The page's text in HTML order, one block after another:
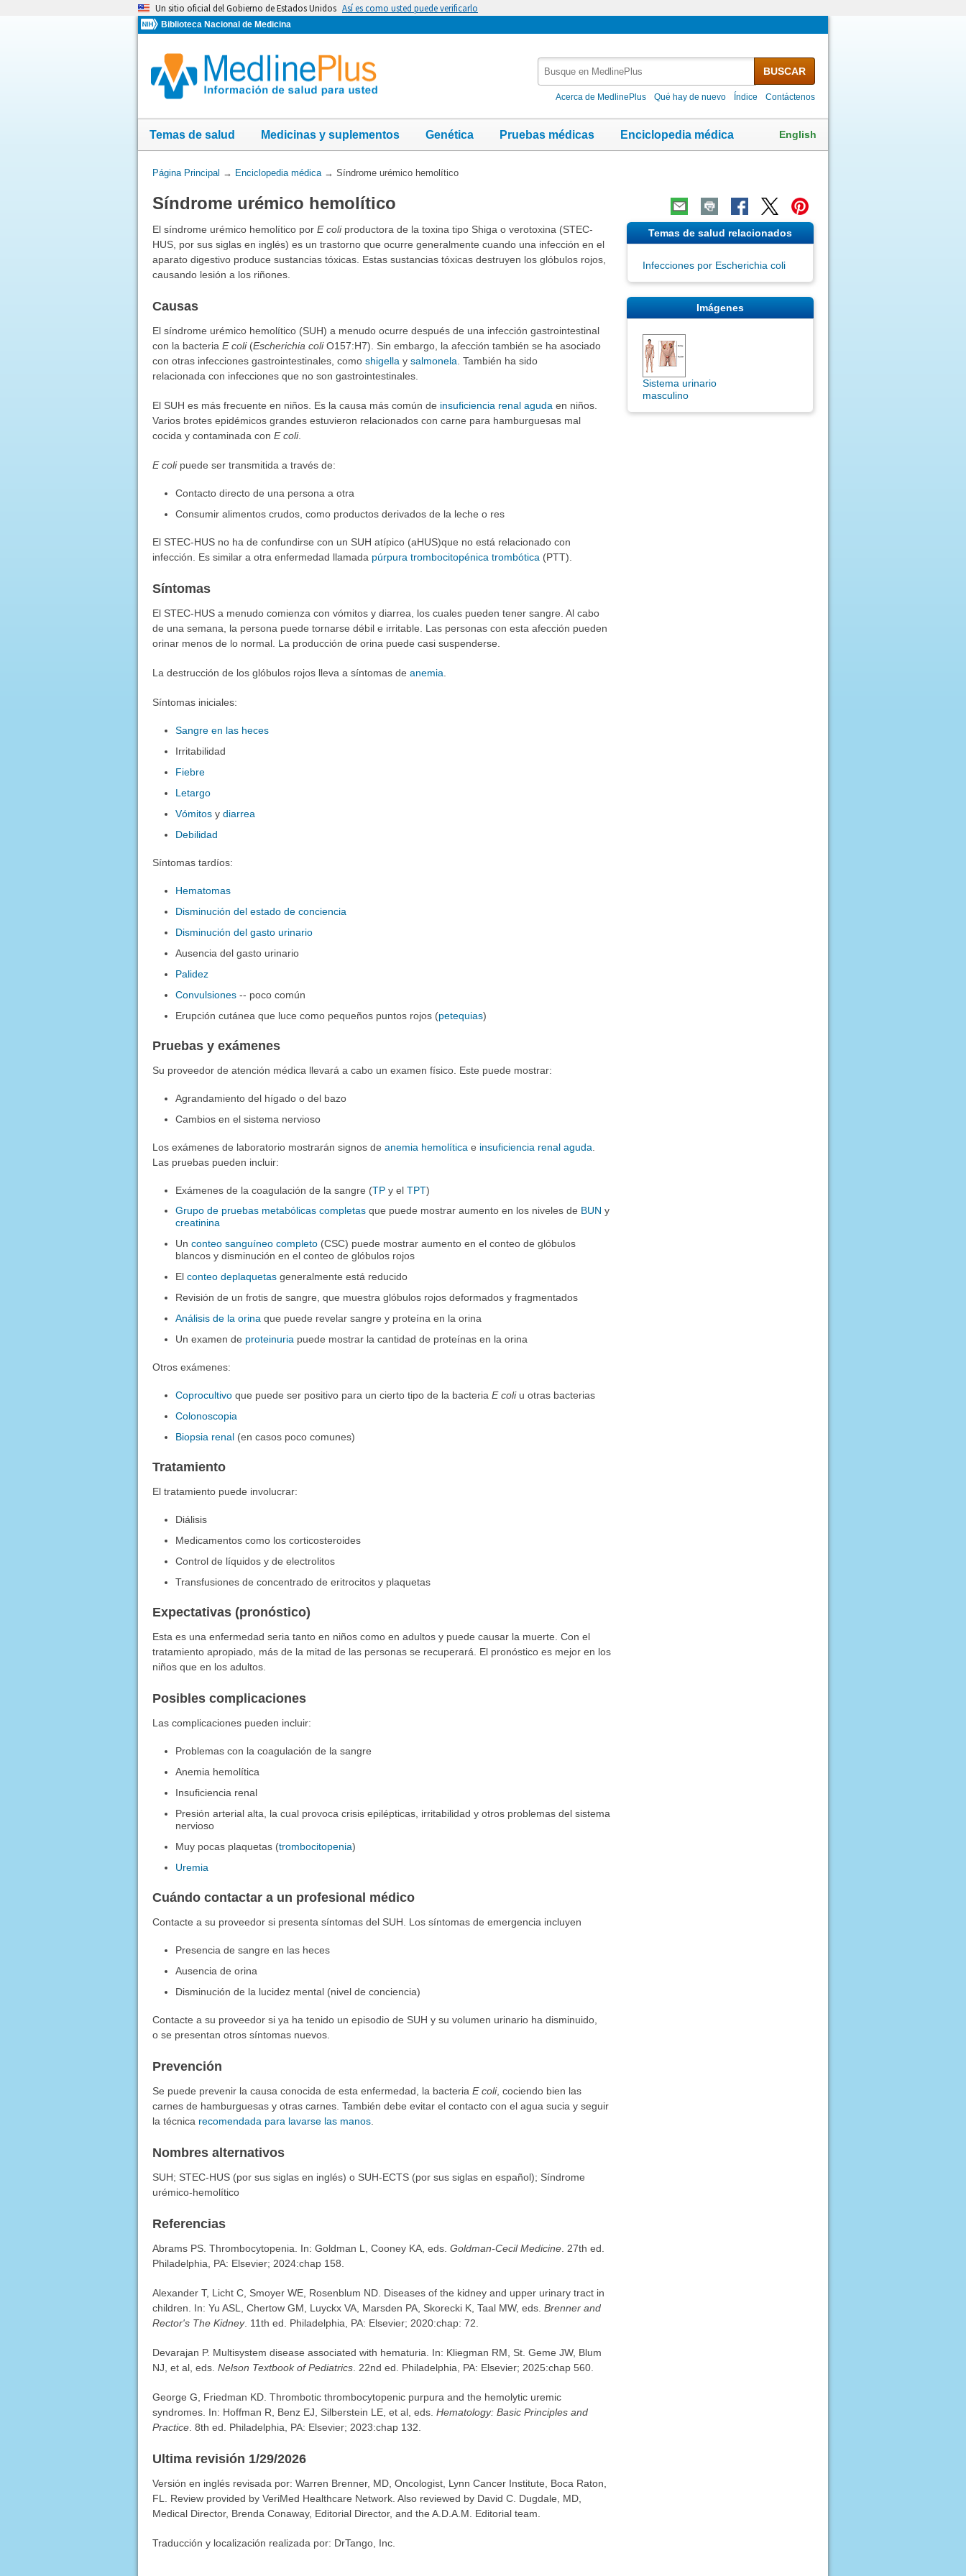
Un sitio oficial del Gobierno de Estados Unidos Así es como usted puede verificarlo
Biblioteca Nacional de Medicina
MedlinePlus
BUSCAR
Acerca de MedlinePlus Qué hay de nuevo Índice Contáctenos
Temas de salud Medicinas y suplementos Genética Pruebas médicas Enciclopedia médica English
Usted
aquí:
Página Principal → Enciclopedia médica→ Síndrome urémico hemolítico
Síndrome urémico hemolítico
El síndrome urémico hemolítico por E coliproductora de la toxina tipo Shiga o verotoxina (STEC-
HUS, por sus siglas en inglés) es un trastorno que ocurre generalmente cuando una infección en el
aparato digestivo produce sustancias tóxicas. Estas sustancias tóxicas destruyen los glóbulos rojos,
causando lesión a los riñones.
Causas
El síndrome urémico hemolítico (SUH) a menudo ocurre después de una infección gastrointestinal
con la bacteria E coli(Escherichia coliO157:H7). Sin embargo, la afección también se ha asociado
con otras infecciones gastrointestinales, como shigella y salmonela . También ha sido
relacionada con infecciones que no son gastrointestinales.
El SUH es más frecuente en niños. Es la causa más común de insuficiencia renal aguda en niños.
Varios brotes epidémicos grandes estuvieron relacionados con carne para hamburguesas mal
cocida y contaminada con E coli.
E colipuede ser transmitida a través de:
Contacto directo de una persona a otra
Consumir alimentos crudos, como productos derivados de la leche o res
El STEC-HUS no ha de confundirse con un SUH atípico (aHUS)que no está relacionado con
infección. Es similar a otra enfermedad llamada púrpura trombocitopénica trombótica (PTT).
Síntomas
El STEC-HUSa menudo comienza con vómitos y diarrea, los cuales pueden tener sangre. Al cabo
de una semana, la persona puede tornarse débil e irritable. Las personas con esta afección pueden
orinar menos de lo normal. La producción de orina puede casi suspenderse.
La destrucción de los glóbulos rojos lleva a síntomas de anemia
Síntomas iniciales:
Sangre en las heces
Irritabilidad
Fiebre
Letargo
Vómitos ydiarrea
Debilidad
Síntomas tardíos:
Hematomas
Disminución del estado de conciencia
Disminución del gasto urinario
Ausencia del gasto urinario
Palidez
Convulsiones -- poco común
Erupción cutánea que luce como pequeños puntos rojos (petequias)
Pruebas y exámenes
Su proveedor de atención médica llevará a cabo un examen físico. Este puede mostrar:
Agrandamiento del hígado o del bazo
Cambios en el sistema nervioso
Los exámenes de laboratorio mostrarán signos de anemia hemolítica e insuficiencia renal aguda
Las pruebas pueden incluir:
Exámenes de la coagulación de la sangre (TP y elTPT)
Grupo de pruebas metabólicas completas que puede mostrar aumento en los niveles de BUN y
creatinina
Unconteo sanguíneo completo (CSC) puede mostrar aumento en el conteo de glóbulos
blancos y disminución en el conteo de glóbulos rojos
Elconteo deplaquetas generalmente está reducido
Revisión de un frotis de sangre, que muestra glóbulos rojos deformados y fragmentados
Análisis de la orina que puede revelar sangre y proteína en la orina
Un examen de proteinuria puede mostrar la cantidad de proteínas en la orina
Otros exámenes:
Coprocultivo que puede ser positivo para un cierto tipo de la bacteriaE coliu otras bacterias
Colonoscopia
Biopsia renal (en casos poco comunes)
Tratamiento
El tratamiento puede involucrar:
Diálisis
Medicamentos como los corticosteroides
Control de líquidos y de electrolitos
Transfusiones de concentrado de eritrocitos y plaquetas
Expectativas (pronóstico)
Esta es una enfermedad seria tanto en niños como en adultos y puede causar la muerte. Con el
tratamiento apropiado, más de la mitad de las personas se recuperará. El pronóstico es mejor en los
niños que en los adultos.
Posibles complicaciones
Las complicaciones pueden incluir:
Problemas con la coagulación de la sangre
Anemia hemolítica
Insuficiencia renal
Presión arterial alta, la cual provoca crisis epilépticas, irritabilidad y otros problemas del sistema
nervioso
Muy pocas plaquetas (trombocitopenia)
Uremia
Cuándo contactar a un profesional médico
Contacte a su proveedor si presenta síntomas del SUH. Los síntomas de emergencia incluyen
Presencia de sangre en las heces
Ausencia de orina
Disminución de la lucidez mental (nivel de conciencia)
Contacte a su proveedor si ya ha tenido un episodio de SUH y su volumen urinario ha disminuido,
o se presentan otros síntomas nuevos.
Prevención
Se puede prevenir la causa conocida de esta enfermedad, la bacteria E coli, cociendo bien las
carnes de hamburguesas y otras carnes. También debe evitar el contacto con el agua sucia y seguir
la técnica recomendada para lavarse las manos.
Nombres alternativos
SUH; STEC-HUS(por sus siglas en inglés) o SUH-ECTS (por sus siglas en español); Síndrome
urémico-hemolítico
Referencias
Abrams PS. Thrombocytopenia. In: Goldman L, Cooney KA, eds. Goldman-Cecil Medicine. 27th ed.
Philadelphia, PA: Elsevier; 2024:chap 158.
Alexander T, Licht C, Smoyer WE, Rosenblum ND. Diseases of the kidney and upper urinary tract in
children. In: Yu ASL, Chertow GM, Luyckx VA, Marsden PA, Skorecki K, Taal MW, eds. Brenner and
Rector's The Kidney. 11th ed. Philadelphia, PA: Elsevier; 2020:chap: 72.
Devarajan P. Multisystem disease associated with hematuria. In: Kliegman RM, St. Geme JW, Blum
NJ, et al, eds. Nelson Textbook of Pediatrics. 22nd ed. Philadelphia, PA: Elsevier; 2025:chap 560.
George G, Friedman KD. Thrombotic thrombocytopenic purpura and the hemolytic uremic
syndromes. In: Hoffman R, Benz EJ, Silberstein LE, et al, eds. Hematology: Basic Principles and
Practice. 8th ed. Philadelphia, PA: Elsevier; 2023:chap 132.
Ultima revisión 1/29/2026
Versión en inglés revisada por: Warren Brenner, MD, Oncologist, Lynn Cancer Institute, Boca Raton,
FL. Review provided by VeriMed Healthcare Network. Also reviewed by David C. Dugdale, MD,
Medical Director, Brenda Conaway, Editorial Director, and the A.D.A.M. Editorial team.
Traducción y localización realizada por: DrTango, Inc.
Temas de salud relacionados
Infecciones por Escherichia coli
Imágenes
Sistema urinario
masculino